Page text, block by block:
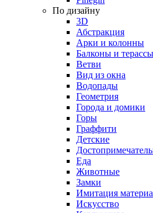
По дизайну
3D
Абстракция
Арки и колонны
Балконы и терассы
Ветви
Вид из окна
Водопады
Геометрия
Города и домики
Горы
Граффити
Детские
Еда
Животные
Замки
Имитация
Искусство